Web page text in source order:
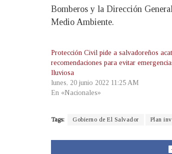
Bomberos y la Dirección
Medio Ambiente.
Protección Civil pide a salvadoreños
recomendaciones para evitar
lluviosa
lunes, 20 junio 2022 11:25 AM
En «Nacionales»
Tags: Gobierno de El Salvador Plan